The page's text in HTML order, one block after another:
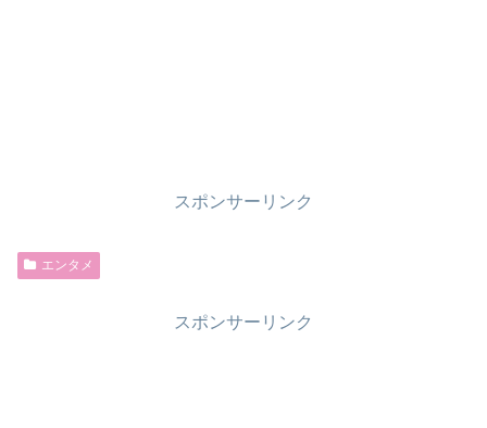
スポンサーリンク
エンタメ
スポンサーリンク